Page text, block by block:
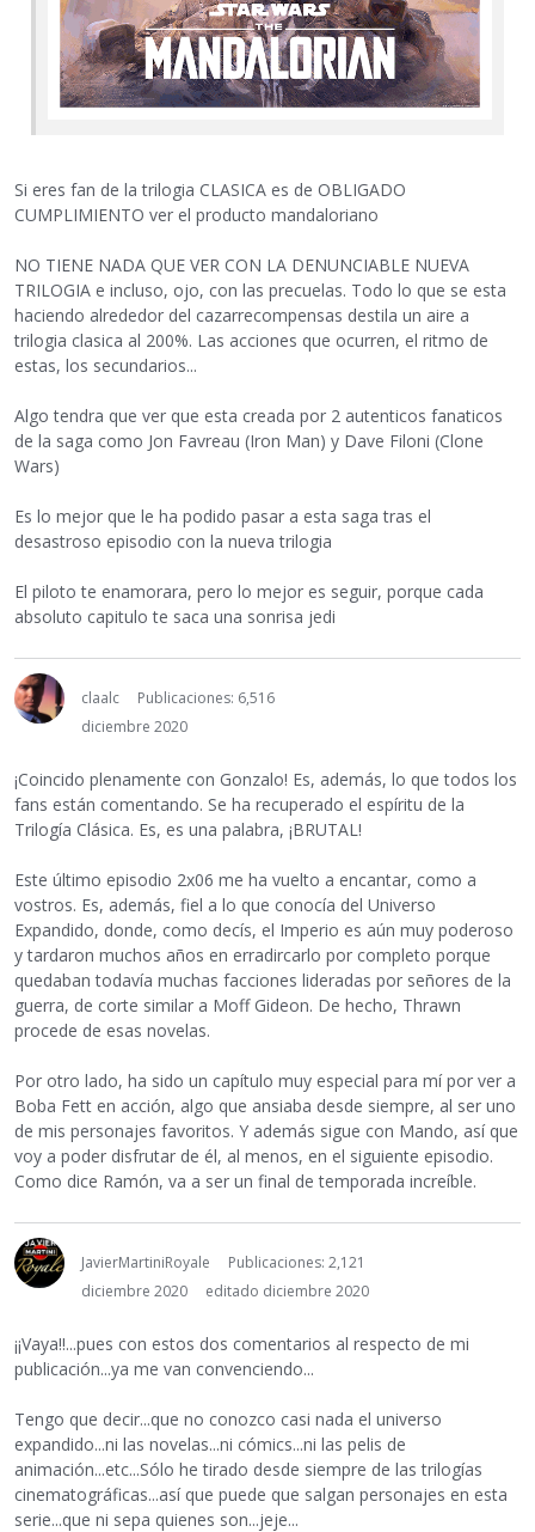
Si eres fan de la trilogia CLASICA es de OBLIGADO
CUMPLIMIENTO ver el producto mandaloriano
NO TIENE NADA QUE VER CON LA DENUNCIABLE NUEVA
TRILOGIA e incluso, ojo, con las precuelas. Todo lo que se esta
haciendo alrededor del cazarrecompensas destila un aire a
trilogia clasica al 200%. Las acciones que ocurren, el ritmo de
estas, los secundarios...
Algo tendra que ver que esta creada por 2 autenticos fanaticos
de la saga como Jon Favreau (Iron Man) y Dave Filoni (Clone
Wars)
Es lo mejor que le ha podido pasar a esta saga tras el
desastroso episodio con la nueva trilogia
El piloto te enamorara, pero lo mejor es seguir, porque cada
absoluto capitulo te saca una sonrisa jedi
claalc
Publicaciones: 6,516
diciembre 2020
¡Coincido plenamente con Gonzalo! Es, además, lo que todos los
fans están comentando. Se ha recuperado el espíritu de la
Trilogía Clásica. Es, es una palabra, ¡BRUTAL!
Este último episodio 2x06 me ha vuelto a encantar, como a
vostros. Es, además, fiel a lo que conocía del Universo
Expandido, donde, como decís, el Imperio es aún muy poderoso
y tardaron muchos años en erradircarlo por completo porque
quedaban todavía muchas facciones lideradas por señores de la
guerra, de corte similar a Moff Gideon. De hecho, Thrawn
procede de esas novelas.
Por otro lado, ha sido un capítulo muy especial para mí por ver a
Boba Fett en acción, algo que ansiaba desde siempre, al ser uno
de mis personajes favoritos. Y además sigue con Mando, así que
voy a poder disfrutar de él, al menos, en el siguiente episodio.
Como dice Ramón, va a ser un final de temporada increíble.
JavierMartiniRoyale
Publicaciones: 2,121
diciembre 2020
editado diciembre 2020
¡¡Vaya!!...pues con estos dos comentarios al respecto de mi
publicación...ya me van convenciendo...
Tengo que decir...que no conozco casi nada el universo
expandido...ni las novelas...ni cómics...ni las pelis de
animación...etc...Sólo he tirado desde siempre de las trilogías
cinematográficas...así que puede que salgan personajes en esta
serie...que ni sepa quienes son...jeje...